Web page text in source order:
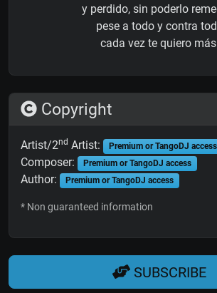
y perdido, sin poderlo
pese a todo y contra
cada vez te quiero
Copyright
Artist/2nd Artist: Premium or TangoDJ access
Composer: Premium or TangoDJ access
Author: Premium or TangoDJ access
* Non guaranteed information
SUBSCRIBE